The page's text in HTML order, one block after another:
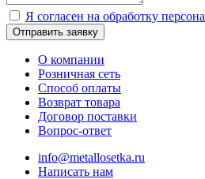
Я согласен на обработку
Отправить заявку
О компании
Розничная сеть
Способ оплаты
Возврат товара
Договор поставки
Вопрос-ответ
info@metallosetka.ru
Написать нам